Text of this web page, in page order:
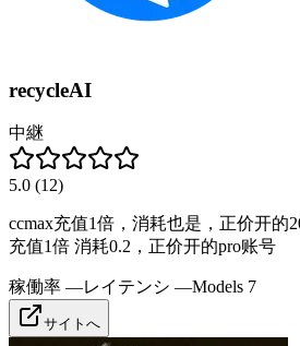
recycleAI
中継
5.0 (12)
ccmax充值1倍，消耗也是，正价开的
充值1倍 消耗0.2，正价开的pro账号
稼働率 —レイテンシ —Models 7
サイトへ